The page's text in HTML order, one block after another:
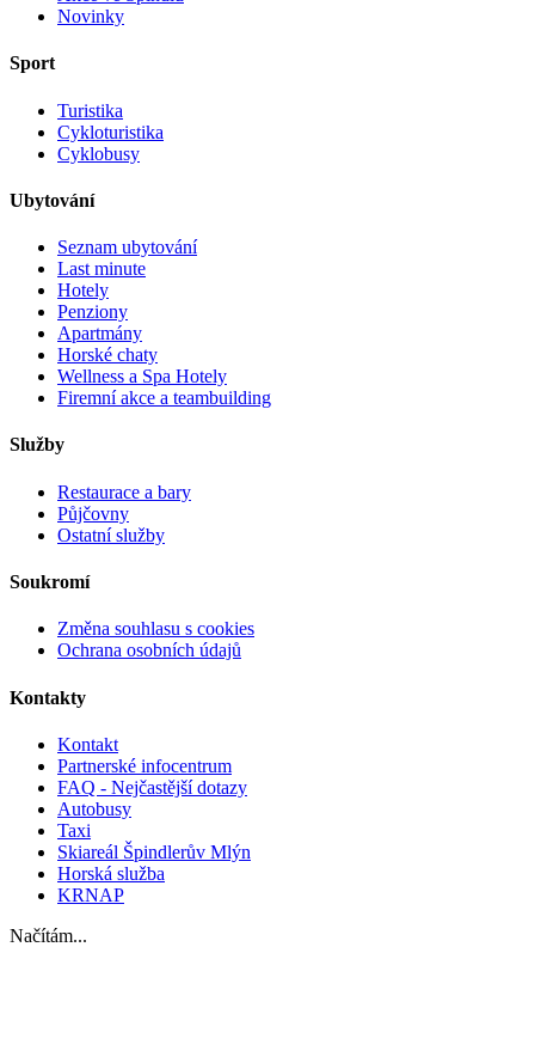
Novinky
Sport
Turistika
Cykloturistika
Cyklobusy
Ubytování
Seznam ubytování
Last minute
Hotely
Penziony
Apartmány
Horské chaty
Wellness a Spa Hotely
Firemní akce a teambuilding
Služby
Restaurace a bary
Půjčovny
Ostatní služby
Soukromí
Změna souhlasu s cookies
Ochrana osobních údajů
Kontakty
Kontakt
Partnerské infocentrum
FAQ - Nejčastější dotazy
Autobusy
Taxi
Skiareál Špindlerův Mlýn
Horská služba
KRNAP
Načítám...